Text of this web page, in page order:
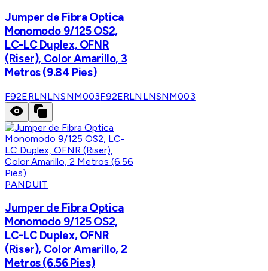
Jumper de Fibra Optica
Monomodo 9/125 OS2,
LC-LC Duplex, OFNR
(Riser), Color Amarillo, 3
Metros (9.84 Pies)
F92ERLNLNSNM003F92ERLNLNSNM003
PANDUIT
Jumper de Fibra Optica
Monomodo 9/125 OS2,
LC-LC Duplex, OFNR
(Riser), Color Amarillo, 2
Metros (6.56 Pies)